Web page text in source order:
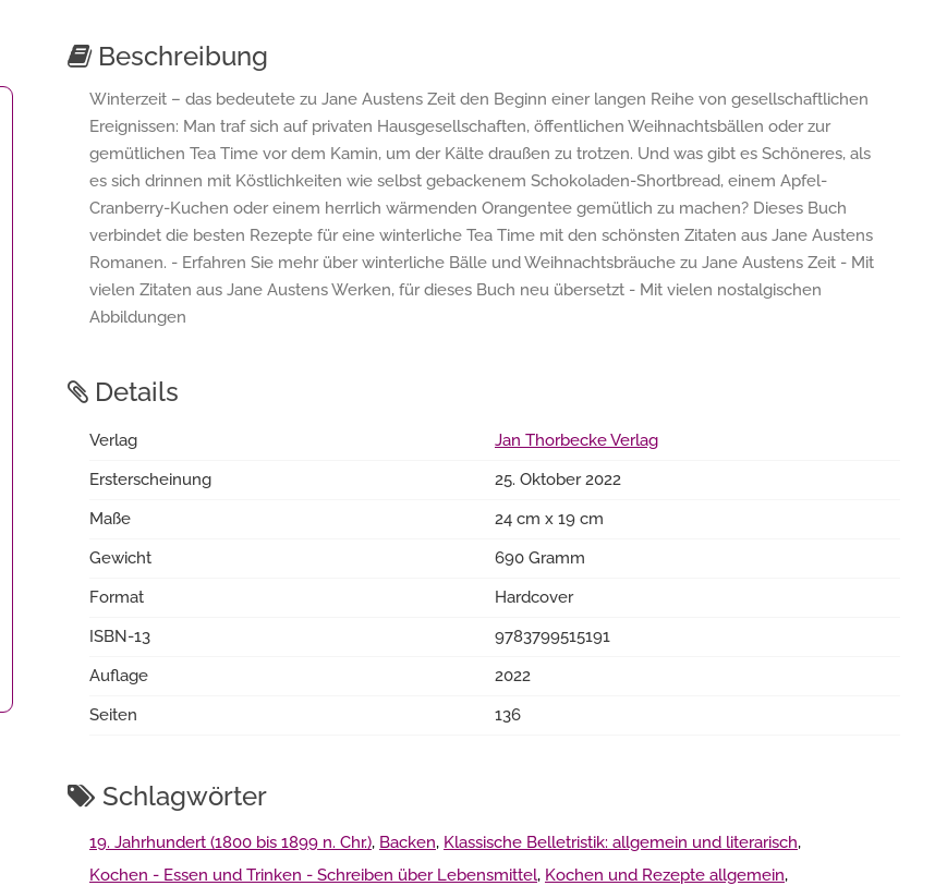
Beschreibung
Winterzeit – das bedeutete zu Jane Austens Zeit den Beginn einer langen Reihe von gesellschaftlichen
Ereignissen: Man traf sich auf privaten Hausgesellschaften, öffentlichen Weihnachtsbällen oder zur
gemütlichen Tea Time vor dem Kamin, um der Kälte draußen zu trotzen. Und was gibt es Schöneres, als
es sich drinnen mit Köstlichkeiten wie selbst gebackenem Schokoladen-Shortbread, einem Apfel-
Cranberry-Kuchen oder einem herrlich wärmenden Orangentee gemütlich zu machen? Dieses Buch
verbindet die besten Rezepte für eine winterliche Tea Time mit den schönsten Zitaten aus Jane Austens
Romanen. - Erfahren Sie mehr über winterliche Bälle und Weihnachtsbräuche zu Jane Austens Zeit - Mit
vielen Zitaten aus Jane Austens Werken, für dieses Buch neu übersetzt - Mit vielen nostalgischen
Abbildungen
Details
Verlag
Jan Thorbecke Verlag
Ersterscheinung
25. Oktober 2022
Maße
24 cm x 19 cm
Gewicht
690 Gramm
Format
Hardcover
ISBN-13
9783799515191
Auflage
2022
Seiten
136
Schlagwörter
19. Jahrhundert (1800 bis 1899 n. Chr.), Backen, Klassische Belletristik: allgemein und literarisch,
Kochen - Essen und Trinken - Schreiben über Lebensmittel, Kochen und Rezepte allgemein,